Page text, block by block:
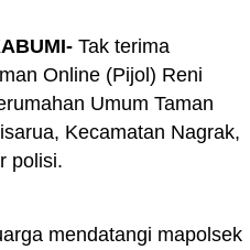
Tak terima
Online (Pijol) Reni
Umum Taman
Kecamatan Nagrak,
polisi.
mendatangi mapolsek